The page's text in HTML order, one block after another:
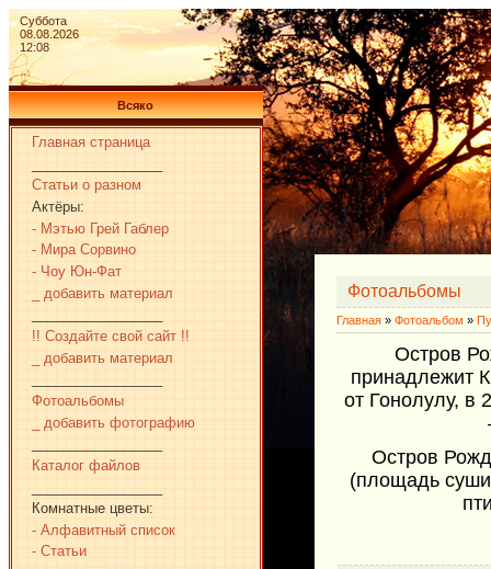
Суббота
08.08.2026
12:08
Всяко
Главная страница
Статьи о разном
Актёры:
- Мэтью Грей Габлер
- Мира Сорвино
- Чоу Юн-Фат
_ добавить материал
!! Создайте свой сайт !!
_ добавить материал
Фотоальбомы
_ добавить фотографию
Каталог файлов
Комнатные цветы:
- Алфавитный список
- Статьи
Фотоальбомы
Главная » Фотоальбом »
Остров
принадлежит
от Гонолулу,
Остров
(площадь